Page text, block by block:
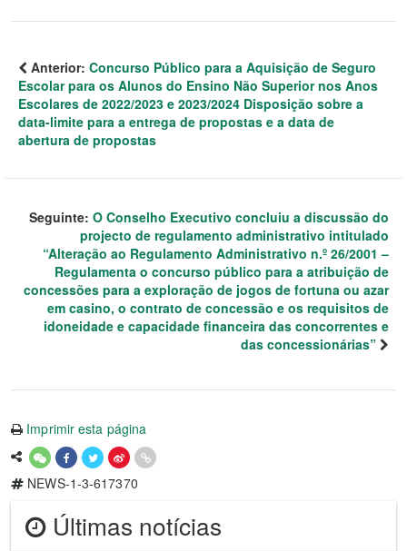
Anterior: Concurso Público para a Aquisição de Seguro
Escolar para os Alunos do Ensino Não Superior nos Anos
Escolares de 2022/2023 e 2023/2024 Disposição sobre a
data-limite para a entrega de propostas e a data de
abertura de propostas
Seguinte: O Conselho Executivo concluiu a discussão do
projecto de regulamento administrativo intitulado
“Alteração ao Regulamento Administrativo n.º 26/2001 –
Regulamenta o concurso público para a atribuição de
concessões para a exploração de jogos de fortuna ou azar
em casino, o contrato de concessão e os requisitos de
idoneidade e capacidade financeira das concorrentes e
das concessionárias”
Imprimir esta página
NEWS-1-3-617370
Últimas notícias